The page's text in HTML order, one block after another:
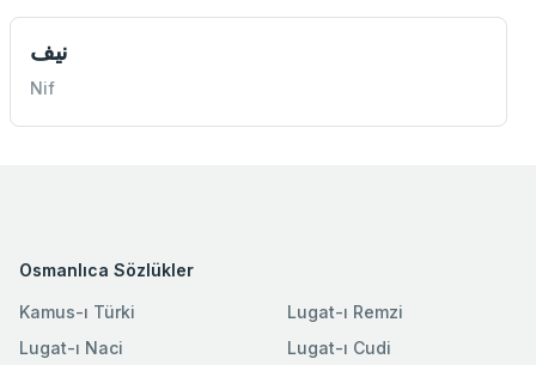
نيف
Nif
Osmanlıca Sözlükler
Kamus-ı Türki
Lugat-ı Naci
Lugat-ı Remzi
Lugat-ı Cudi